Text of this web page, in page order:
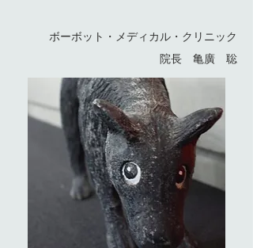
ボーボット・メディカル・クリニック
院長 亀廣 聡